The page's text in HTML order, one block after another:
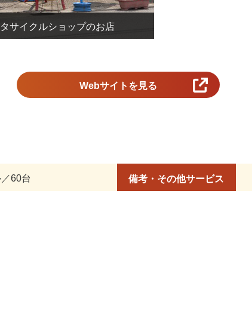
サイクルショップのお店
Webサイトを見る
60台 備考・その他サービス